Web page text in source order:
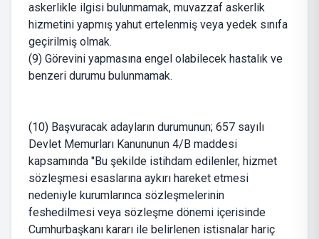
askerlikle ilgisi bulunmamak, muvazzaf askerlik
hizmetini yapmış yahut ertelenmiş veya yedek sınıfa
geçirilmiş olmak.
(9) Görevini yapmasına engel olabilecek hastalık ve
benzeri durumu bulunmamak.
(10) Başvuracak adayların durumunun; 657 sayılı
Devlet Memurları Kanununun 4/B maddesi
kapsamında "Bu şekilde istihdam edilenler, hizmet
sözleşmesi esaslarına aykırı hareket etmesi
nedeniyle kurumlarınca sözleşmelerinin
feshedilmesi veya sözleşme dönemi içerisinde
Cumhurbaşkanı kararı ile belirlenen istisnalar hariç